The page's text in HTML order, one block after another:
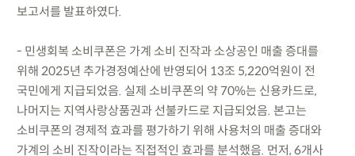
보고서를 발표하였다.
- 민생회복 소비쿠폰은 가계 소비 진작과 소상공인 매출 증대를
위해 2025년 추가경정예산에 반영되어 13조 5,220억원이 전
국민에게 지급되었음. 실제 소비쿠폰의 약 70%는 신용카드로,
나머지는 지역사랑상품권과 선불카드로 지급되었음. 본고는
소비쿠폰의 경제적 효과를 평가하기 위해 사용처의 매출 증대와
가계의 소비 진작이라는 직접적인 효과를 분석했음. 먼저, 6개사